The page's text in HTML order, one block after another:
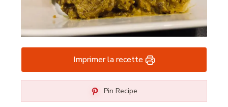
Imprimer la recette
Pin Recipe